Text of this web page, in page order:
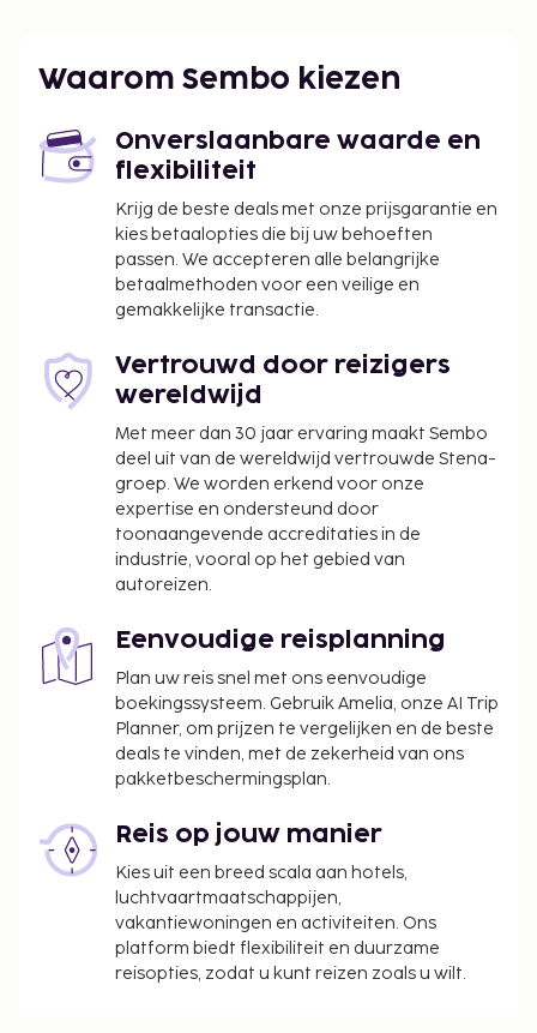
De accommodatie wordt professioneel
schoongemaakt.
uitchecken zijn mogelijk.
Waarom Sembo kiezen
Onverslaanbare waarde en
flexibiliteit
Krijg de beste deals met onze prijsgarantie en
kies betaalopties die bij uw behoeften
passen. We accepteren alle belangrijke
betaalmethoden voor een veilige en
gemakkelijke transactie.
Vertrouwd door reizigers
wereldwijd
Met meer dan 30 jaar ervaring maakt Sembo
deel uit van de wereldwijd vertrouwde Stena-
groep. We worden erkend voor onze
expertise en ondersteund door
toonaangevende accreditaties in de
industrie, vooral op het gebied van
autoreizen.
Eenvoudige reisplanning
Plan uw reis snel met ons eenvoudige
boekingssysteem. Gebruik Amelia, onze AI Trip
Planner, om prijzen te vergelijken en de beste
deals te vinden, met de zekerheid van ons
pakketbeschermingsplan.
Reis op jouw manier
Kies uit een breed scala aan hotels,
luchtvaartmaatschappijen,
vakantiewoningen en activiteiten. Ons
platform biedt flexibiliteit en duurzame
reisopties, zodat u kunt reizen zoals u wilt.